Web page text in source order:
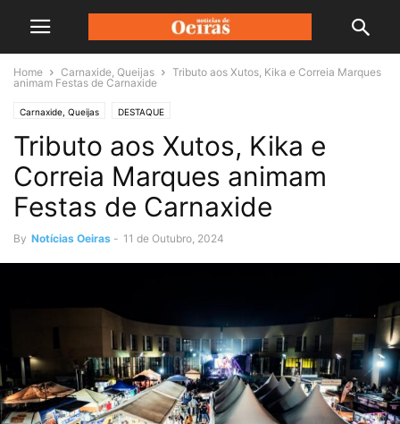
Home Carnaxide, Queijas
Tributo aos Xutos, Kika e Correia Marques
animam Festas de Carnaxide
Carnaxide, Queijas DESTAQUE
Tributo aos Xutos, Kika e
Correia Marques animam
Festas de Carnaxide
By Notícias Oeiras - 11 de Outubro, 2024